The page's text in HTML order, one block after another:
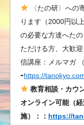
〈たの研〉への
ります（2000円以
の必要な方達へた
ただける方、大歓迎
信講座：メルマガ
⇨https://
教育相談・カウ
オンライン可能（
施）：： https://